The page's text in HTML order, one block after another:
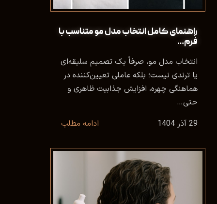
راهنمای کامل انتخاب مدل مو متناسب با
فرم…
انتخاب مدل مو، صرفاً یک تصمیم سلیقه‌ای
یا ترندی نیست؛ بلکه عاملی تعیین‌کننده در
هماهنگی چهره، افزایش جذابیت ظاهری و
حتی…
29 آذر 1404
ادامه مطلب